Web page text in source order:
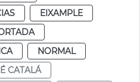
EIXAMPLE
NORMAL
CATALÁ